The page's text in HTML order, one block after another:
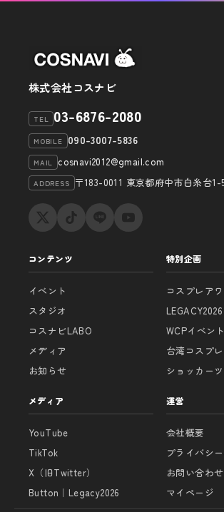
株式会社コスナビ
TEL 03-6876-2080
MOBILE 090-3007-5836
MAIL cosnavi2012@gmail.com
ADDRESS 〒183-0011 東京都府中市白糸台1-
コンテンツ
イベント
スタジオ
コスナビLABO
メディア
お知らせ
特別企画
コスプレア
LEGACY2026
WCPイベント
台湾コスプレ
ショッカー
メディア
YouTube
TikTok
X（旧Twitter）
Button｜Legacy2026
運営
会社概要
プライバシ
お問い合わせ
マイページ